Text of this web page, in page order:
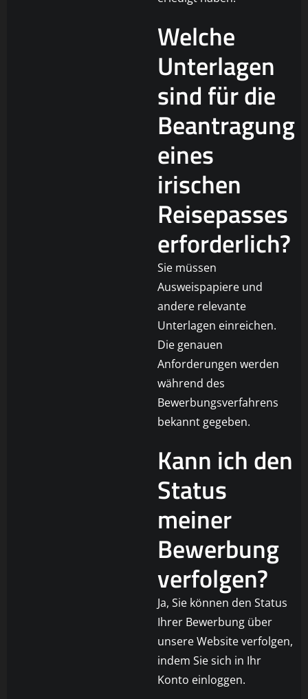
Welche
Unterlagen
sind für die
Beantragung
eines
irischen
Reisepasses
erforderlich?
Sie müssen
Ausweispapiere und
andere relevante
Unterlagen einreichen.
Die genauen
Anforderungen werden
während des
Bewerbungsverfahrens
bekannt gegeben.
Kann ich den
Status
meiner
Bewerbung
verfolgen?
Ja, Sie können den Status
Ihrer Bewerbung über
unsere Website verfolgen,
indem Sie sich in Ihr
Konto einloggen.